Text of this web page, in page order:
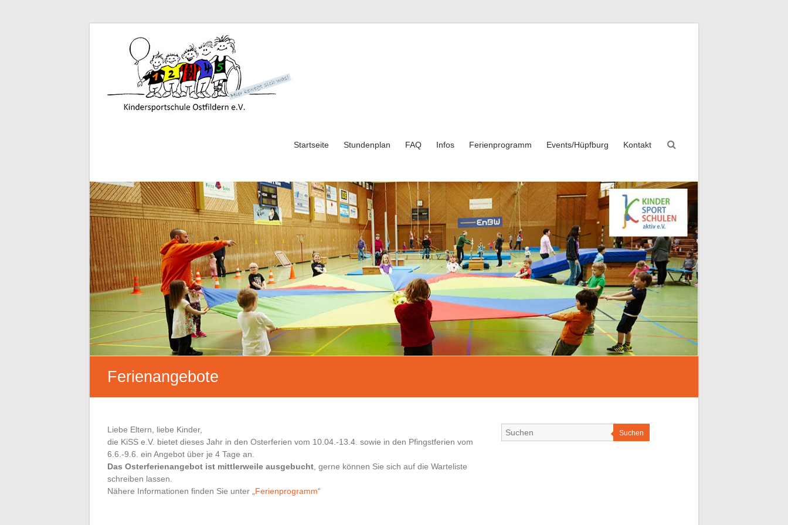
Kindersportschule
Ostfildern
e.V.
Startseite Stundenplan FAQ Infos Ferienprogramm Events/Hüpfburg Kontakt
Ferienangebote
Liebe Eltern, liebe Kinder,
die KiSS e.V. bietet dieses Jahr in den Osterferien vom 10.04.-13.4. sowie in den Pfingstferien vom
6.6.-9.6. ein Angebot über je 4 Tage an.
Das Osterferienangebot ist mittlerweile ausgebucht , gerne können Sie sich auf die Warteliste
schreiben lassen.
Nähere Informationen finden Sie unter „ Ferienprogramm“
Suchen